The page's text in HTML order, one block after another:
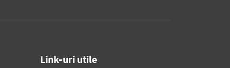
Link-uri utile